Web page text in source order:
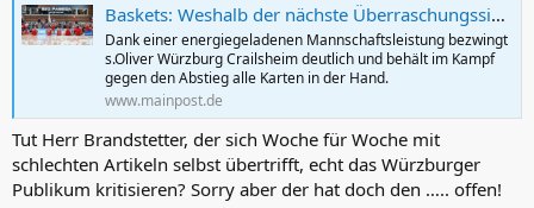
:
Baskets: Weshalb der nächste Überraschungssieg so eminent wichtig war
Dank einer energiegeladenen Mannschaftsleistung bezwingt
s.Oliver Würzburg Crailsheim deutlich und behält im Kampf
gegen den Abstieg alle Karten in der Hand.
www.mainpost.de
Tut Herr Brandstetter, der sich Woche für Woche mit
schlechten Artikeln selbst übertrifft, echt das Würzburger
Publikum kritisieren? Sorry aber der hat doch den ….. offen!